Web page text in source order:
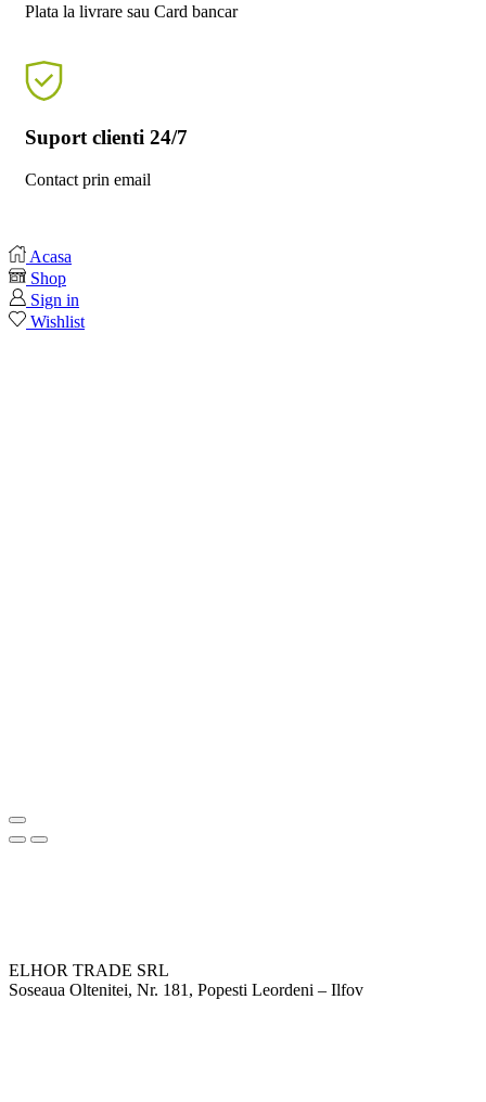
Plata la livrare sau Card bancar
Suport clienti 24/7
Contact prin email
Acasa
Shop
Sign in
Wishlist
ELHOR TRADE SRL
Soseaua Oltenitei, Nr. 181, Popesti Leordeni – Ilfov